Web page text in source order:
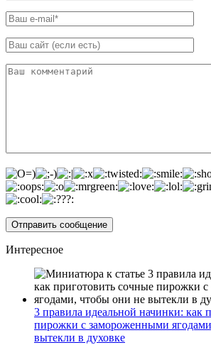
Интересное
3 правила идеальной начинки: как
пирожки с замороженными
вытекли в духовке